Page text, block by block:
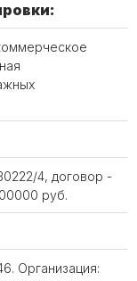
4, договор -
руб.
Организация: